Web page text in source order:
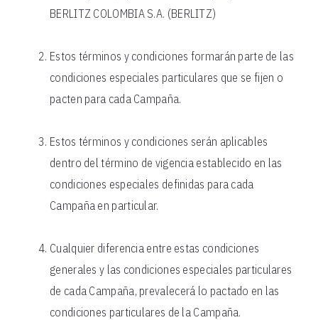
BERLITZ COLOMBIA S.A. (BERLITZ)
Estos términos y condiciones formarán parte de las
condiciones especiales particulares que se fijen o
pacten para cada Campaña.
Estos términos y condiciones serán aplicables
dentro del término de vigencia establecido en las
condiciones especiales definidas para cada
Campaña en particular.
Cualquier diferencia entre estas condiciones
generales y las condiciones especiales particulares
de cada Campaña, prevalecerá lo pactado en las
condiciones particulares de la Campaña.